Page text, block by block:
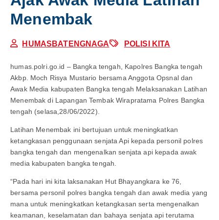
Menembak
HUMASBATENGNAGA POLISI KITA
humas.polri.go.id – Bangka tengah, Kapolres Bangka tengah
Akbp. Moch Risya Mustario bersama Anggota Opsnal dan
Awak Media kabupaten Bangka tengah Melaksanakan Latihan
Menembak di Lapangan Tembak Wirapratama Polres Bangka
tengah (selasa,28/06/2022).
Latihan Menembak ini bertujuan untuk meningkatkan
ketangkasan penggunaan senjata Api kepada personil polres
bangka tengah dan mengenalkan senjata api kepada awak
media kabupaten bangka tengah.
“Pada hari ini kita laksanakan Hut Bhayangkara ke 76,
bersama personil polres bangka tengah dan awak media yang
mana untuk meningkatkan ketangkasan serta mengenalkan
keamanan, keselamatan dan bahaya senjata api terutama